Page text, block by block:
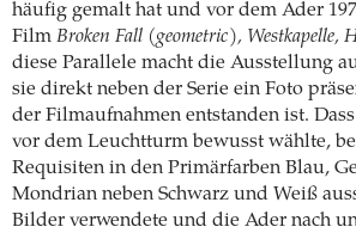
häufig gemalt hat und vor dem Ader
Film Broken Fall (geometric), Westkapelle,
diese Parallele macht die Ausstellung
sie direkt neben der Serie ein Foto
der Filmaufnahmen entstanden ist.
vor dem Leuchtturm bewusst wählte,
Requisiten in den Primärfarben Blau,
Mondrian neben Schwarz und Weiß
Bilder verwendete und die Ader nach